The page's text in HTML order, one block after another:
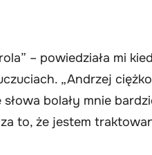
– powiedziała mi
„Andrzej
bolały mnie
to, że jestem